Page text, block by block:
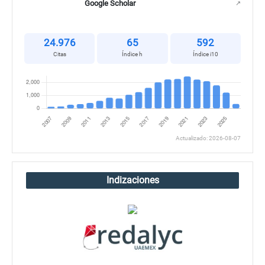
Google Scholar ↗
24.976
Citas
65
Índice h
592
Índice i10
Actualizado: 2026-08-07
Indizaciones